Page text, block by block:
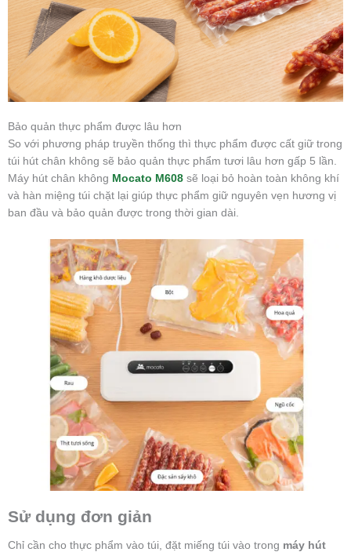
Bảo quản thực phẩm được lâu hơn
So với phương pháp truyền thống thì thực phẩm được cất giữ trong
túi hút chân không sẽ bảo quản thực phẩm tươi lâu hơn gấp 5 lần.
Máy hút chân không Mocato M608 sẽ loại bỏ hoàn toàn không khí
và hàn miệng túi chặt lại giúp thực phẩm giữ nguyên vẹn hương vị
ban đầu và bảo quản được trong thời gian dài.
Sử dụng đơn giản
Chỉ cần cho thực phẩm vào túi, đặt miếng túi vào trong máy hút